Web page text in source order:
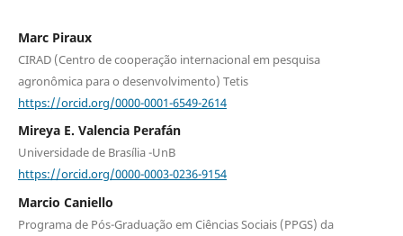
Marc Piraux
CIRAD (Centro de cooperação internacional em pesquisa
agronômica para o desenvolvimento) Tetis
https://orcid.org/0000-0001-6549-2614
Mireya E. Valencia Perafán
Universidade de Brasília -UnB
https://orcid.org/0000-0003-0236-9154
Marcio Caniello
Programa de Pós-Graduação em Ciências Sociais (PPGS) da